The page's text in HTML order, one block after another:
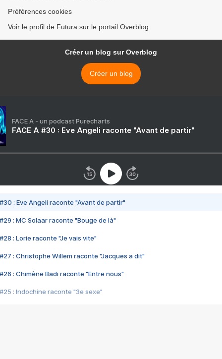
Préférences cookies
Voir le profil de Futura sur le portail Overblog
Créer un blog sur Overblog
Créer un blog
FACE A - un podcast Purecharts
FACE A #30 : Eve Angeli raconte "Avant de partir"
#30 : Eve Angeli raconte "Avant de partir"
#29 : MC Solaar raconte "Bouge de là"
#28 : Lorie raconte "Je vais vite"
#27 : Christophe Willem raconte "Jacques a dit"
#26 : Chimène Badi raconte "Entre nous"
#25 : Indochine raconte "3e sexe"